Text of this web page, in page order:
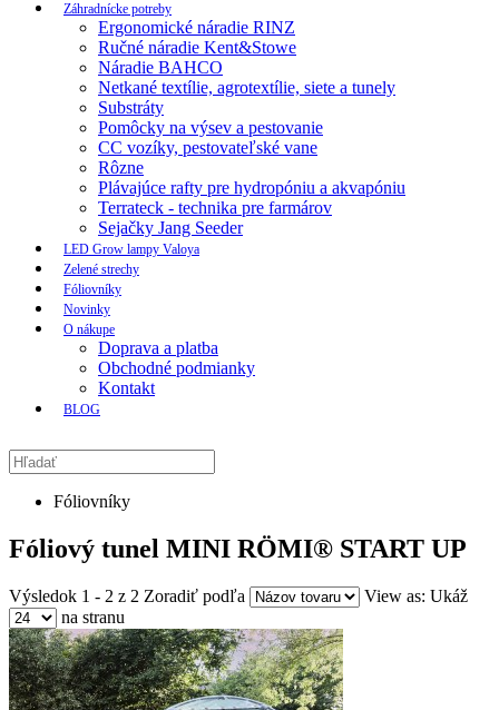
Záhradnícke potreby
Ergonomické náradie RINZ
Ručné náradie Kent&Stowe
Náradie BAHCO
Netkané textílie, agrotextílie, siete a tunely
Substráty
Pomôcky na výsev a pestovanie
CC vozíky, pestovateľské vane
Rôzne
Plávajúce rafty pre hydropóniu a akvapóniu
Terrateck - technika pre farmárov
Sejačky Jang Seeder
LED Grow lampy Valoya
Zelené strechy
Fóliovníky
Novinky
O nákupe
Doprava a platba
Obchodné podmianky
Kontakt
BLOG
Fóliovníky
Fóliový tunel MINI RÖMI® START UP
Výsledok 1 - 2 z 2 Zoradiť podľa View as: Ukáž
na stranu